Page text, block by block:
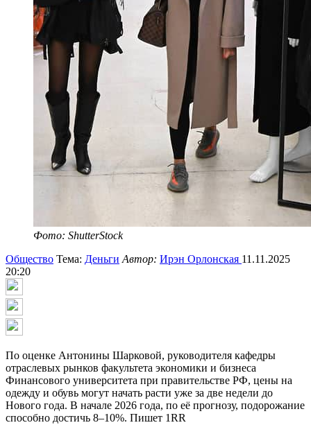
Фото: ShutterStock
Общество Тема: Деньги Автор: Ирэн Орлонская 11.11.2025
20:20
По оценке Антонины Шарковой, руководителя кафедры
отраслевых рынков факультета экономики и бизнеса
Финансового университета при правительстве РФ, цены на
одежду и обувь могут начать расти уже за две недели до
Нового года. В начале 2026 года, по её прогнозу, подорожание
способно достичь 8–10%. Пишет 1RR